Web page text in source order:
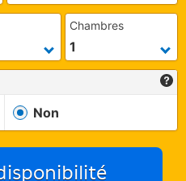
Chambres
Non